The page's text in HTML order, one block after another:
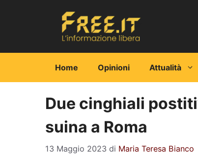
Home Opinioni Attualità
Due cinghiali
suina a Roma
13 Maggio 2023 di Maria Teresa Bianco